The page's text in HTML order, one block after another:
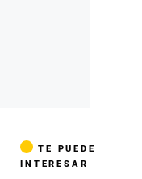
TE PUEDE
INTERESAR